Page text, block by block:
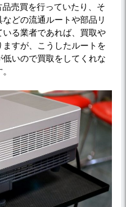
売買を行っていたり、そ
どの流通ルートや部品リ
る業者であれば、買取や
すが、こうしたルートを
いので買取をしてくれな